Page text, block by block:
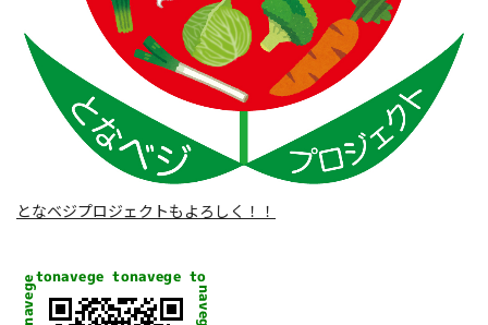
となベジプロジェクトもよろしく！！